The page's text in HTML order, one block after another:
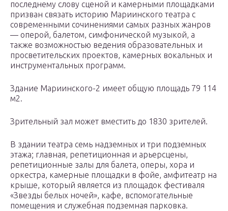
последнему слову сценой и камерными площадками
призван связать историю Мариинского театра с
современными сочинениями самых разных жанров
— оперой, балетом, симфонической музыкой, а
также возможностью ведения образовательных и
просветительских проектов, камерных вокальных и
инструментальных программ.
Здание Мариинского-2 имеет общую площадь 79 114
м2.
Зрительный зал может вместить до 1830 зрителей.
В здании театра семь надземных и три подземных
этажа; главная, репетиционная и арьерсцены,
репетиционные залы для балета, оперы, хора и
оркестра, камерные площадки в фойе, амфитеатр на
крыше, который является из площадок фестиваля
«Звезды белых ночей», кафе, вспомогательные
помещения и служебная подземная парковка.